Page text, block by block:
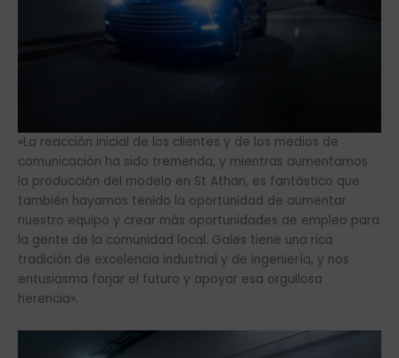
«La reacción inicial de los clientes y de los medios de
comunicación ha sido tremenda, y mientras aumentamos
la producción del modelo en St Athan, es fantástico que
también hayamos tenido la oportunidad de aumentar
nuestro equipo y crear más oportunidades de empleo para
la gente de la comunidad local. Gales tiene una rica
tradición de excelencia industrial y de ingeniería, y nos
entusiasma forjar el futuro y apoyar esa orgullosa
herencia».